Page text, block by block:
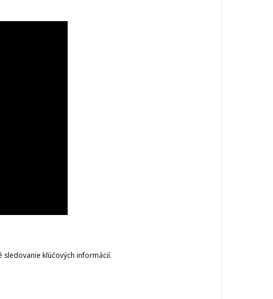
sledovanie kľúčových informácií.